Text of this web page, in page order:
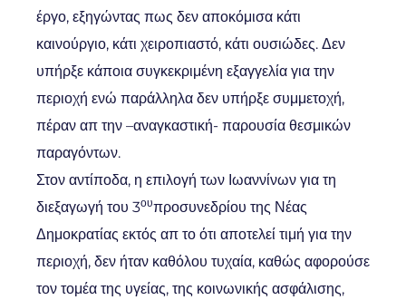
έργο, εξηγώντας πως δεν αποκόμισα κάτι
καινούργιο, κάτι χειροπιαστό, κάτι ουσιώδες. Δεν
υπήρξε κάποια συγκεκριμένη εξαγγελία για την
περιοχή ενώ παράλληλα δεν υπήρξε συμμετοχή,
πέραν απ την –αναγκαστική- παρουσία θεσμικών
παραγόντων.
Στον αντίποδα, η επιλογή των Ιωαννίνων για τη
διεξαγωγή του 3ουπροσυνεδρίου της Νέας
Δημοκρατίας εκτός απ το ότι αποτελεί τιμή για την
περιοχή, δεν ήταν καθόλου τυχαία, καθώς αφορούσε
τον τομέα της υγείας, της κοινωνικής ασφάλισης,